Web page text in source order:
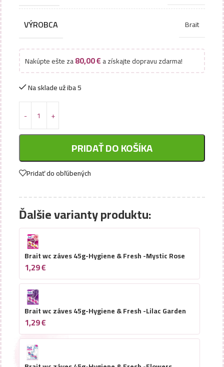
VÝROBCA Brait
Nakúpte ešte za80,00€a získajte dopravu zdarma!
Na sklade už iba 5
PRIDAŤ DO KOŠÍKA
Pridať do obľúbených
Ďalšie varianty produktu:
Brait wc záves 45g-Hygiene & Fresh -Mystic Rose
1,29€
Brait wc záves 45g-Hygiene & Fresh -Lilac Garden
1,29€